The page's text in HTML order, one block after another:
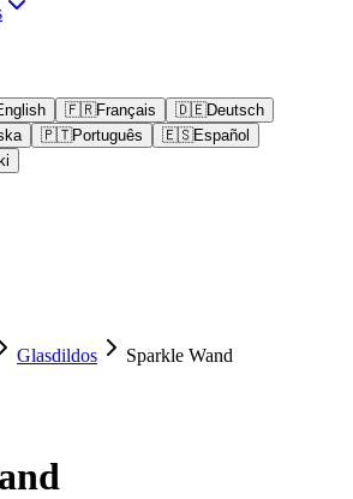
🇫🇷Français 🇩🇪Deutsch
🇵🇹Português 🇪🇸Español
Glasdildos Sparkle Wand